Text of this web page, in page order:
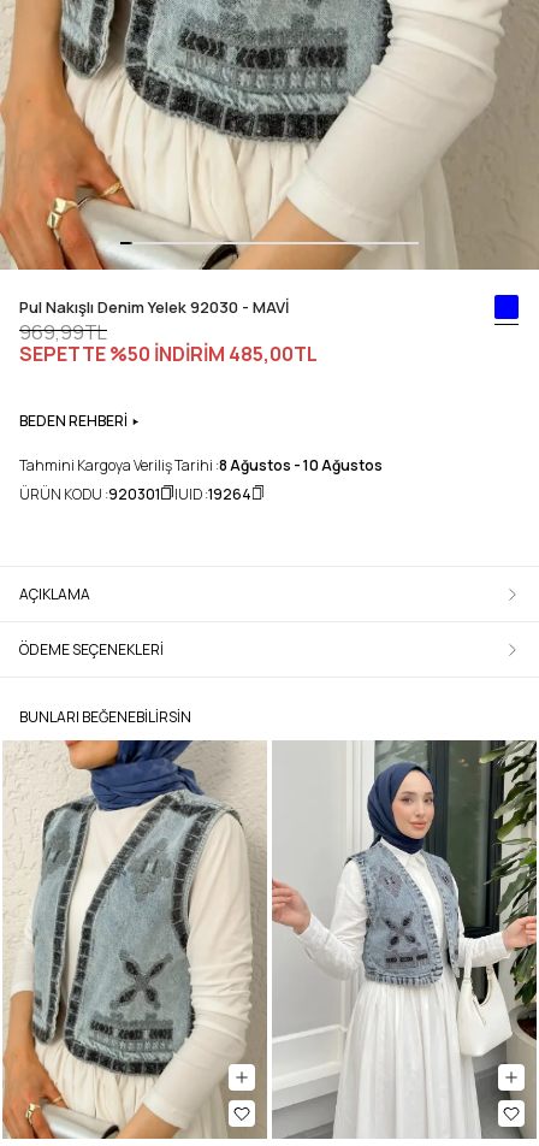
Pul Nakışlı Denim Yelek 92030 - MAVİ
969,99TL
SEPETTE %50 İNDİRİM 485,00TL
BEDEN REHBERİ
Tahmini Kargoya Veriliş Tarihi :8 Ağustos - 10 Ağustos
ÜRÜN KODU :920301 UID :19264
AÇIKLAMA
ÖDEME SEÇENEKLERI
BUNLARI BEĞENEBILIRSIN